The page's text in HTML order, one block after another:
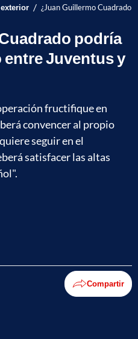
/ ¿Juan Guillermo Cuadrado
podría
Juventus y
fructifique en
convencer al propio
seguir en el
satisfacer las altas
Compartir